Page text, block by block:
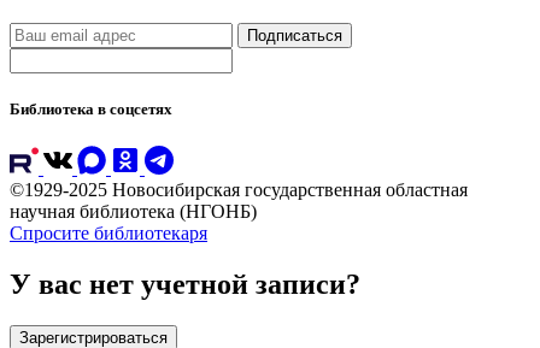
Подписаться
Библиотека в соцсетях
©1929-2025 Новосибирская государственная областная
научная библиотека (НГОНБ)
Спросите библиотекаря
У вас нет учетной записи?
Зарегистрироваться